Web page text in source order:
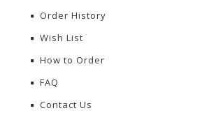
Order History
Wish List
How to Order
FAQ
Contact Us